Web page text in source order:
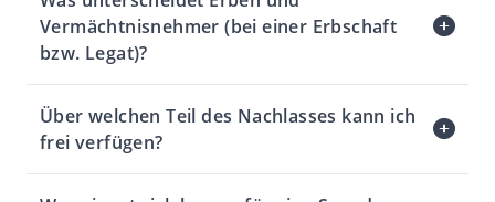
Erbschaft abzugrenzen.
Vermächtnisnehmer (bei einer Erbschaft
bzw. Legat)?
Der Erbe wird Teil der Erbengemeinschaft. Der
Vermächtnisnehmer wird nicht Teil der
Erbengemeinschaft und hat lediglich einen
Herausgabeanspruch gegenüber der
Über welchen Teil des Nachlasses kann ich
frei verfügen?
Die sogenannte «freie Quote» bestimmt sich
dadurch, dass man vom Nachlass alle